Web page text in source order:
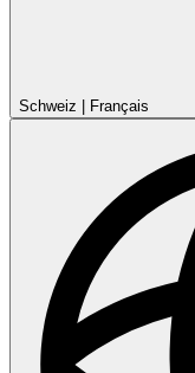
Schweiz Français